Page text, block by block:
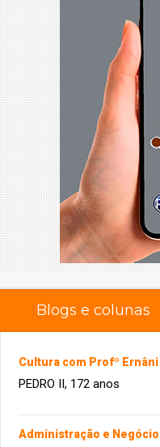
Blogs e colunas
Cultura com Profº
PEDRO II, 172 anos
Administração e